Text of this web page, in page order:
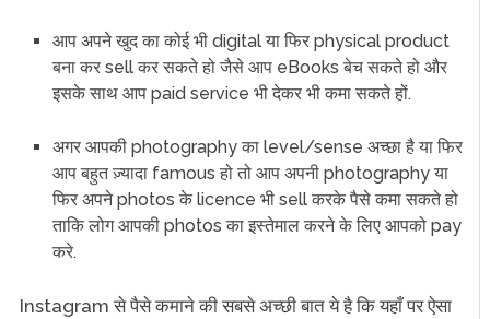
आप अपने खुद का कोई भी digital या फिर physical product
बना कर sell कर सकते हो जैसे आप eBooks बेच सकते हो और
इसके साथ आप paid service भी देकर भी कमा सकते हों.
अगर आपकी photography का level/sense अच्छा है या फिर
आप बहुत ज़्यादा famous हो तो आप अपनी photography या
फिर अपने photos के licence भी sell करके पैसे कमा सकते हो
ताकि लोग आपकी photos का इस्तेमाल करने के लिए आपको pay
करे.
Instagram से पैसे कमाने की सबसे अच्छी बात ये है कि यहाँ पर ऐसा